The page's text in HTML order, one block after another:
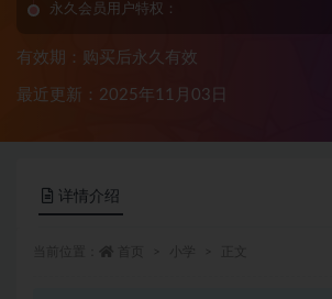
永久会员用户特权：
有效期：购买后永久有效
最近更新：2025年11月03日
详情介绍